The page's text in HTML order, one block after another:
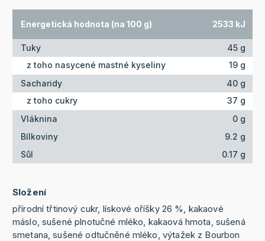
Energetická hodnota (na 100 g) 2533 kJ
Tuky
45 g
z toho nasycené mastné kyseliny
19 g
Sacharidy
40 g
z toho cukry
37 g
Vláknina
0 g
Bílkoviny
9.2 g
Sůl
0.17 g
Složení
přírodní třtinový cukr, lískové oříšky 26 %, kakaové
máslo, sušené plnotučné mléko, kakaová hmota, sušená
smetana, sušené odtučněné mléko, výtažek z Bourbon